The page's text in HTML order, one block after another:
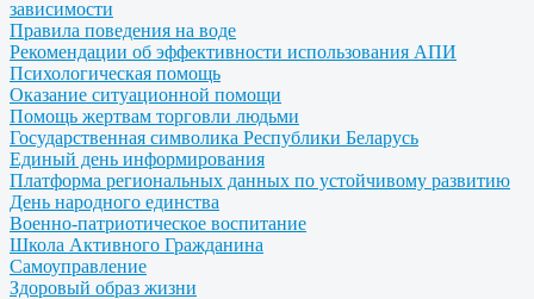
зависимости
Правила поведения на воде
Рекомендации об эффективности использования АПИ
Психологическая помощь
Оказание ситуационной помощи
Помощь жертвам торговли людьми
Государственная символика Республики Беларусь
Единый день информирования
Платформа региональных данных по устойчивому развитию
День народного единства
Военно-патриотическое воспитание
Школа Активного Гражданина
Самоуправление
Здоровый образ жизни